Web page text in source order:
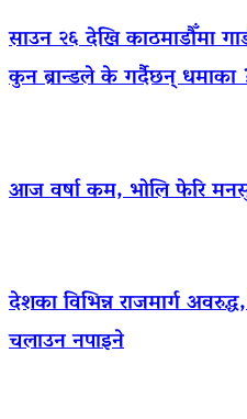
साउन २६ देखि काठमाडौँमा
कुन ब्रान्डले के गर्दैछन् धमाका
आज वर्षा कम, भोलि फेरि
देशका विभिन्न राजमार्ग
चलाउन नपाइने